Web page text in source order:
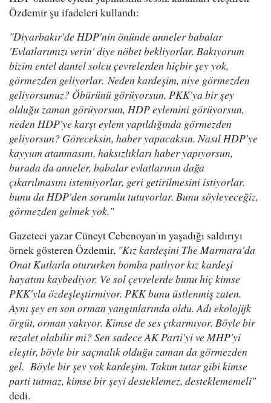
Özdemir şu ifadeleri kullandı:
"Diyarbakır'de HDP'nin önünde anneler babalar
'Evlatlarımızı verin' diye nöbet bekliyorlar. Bakıyorum
bizim entel dantel solcu çevrelerden hiçbir şey yok,
görmezden geliyorlar. Neden kardeşim, niye görmezden
geliyorsunuz? Öbürünü görüyorsun, PKK'ya bir şey
olduğu zaman görüyorsun, HDP eylemini görüyorsun,
neden HDP'ye karşı eylem yapıldığında görmezden
geliyorsun? Göreceksin, haber yapacaksın. Nasıl HDP'ye
kayyum atanmasını, haksızlıkları haber yapıyorsun,
burada da anneler, babalar evlatlarının dağa
çıkarılmasını istemiyorlar, geri getirilmesini istiyorlar.
bunu da HDP'den sorumlu tutuyorlar. Bunu söyleyeceğiz,
görmezden gelmek yok."
Gazeteci yazar Cüneyt Cebenoyan'ın yaşadığı saldırıyı
örnek gösteren Özdemir, "Kız kardeşini The Marmara'da
Onat Kutlarla otururken bomba patlıyor kız kardeşi
hayatını kaybediyor. Ve sol çevrelerde bunu hiç kimse
PKK'yla özdeşleştirmiyor. PKK bunu üstlenmiş zaten.
Aynı şey en son orman yangınlarında oldu. Adı ekolojijk
örgüt, orman yakıyor. Kimse de ses çıkarmıyor. Böyle bir
rezalet olabilir mi? Sen sadece AK Parti'yi ve MHP'yi
eleştir, böyle bir saçmalık olduğu zaman da görmezden
gel. Böyle bir şey yok kardeşim. Takım tutar gibi kimse
parti tutmaz, kimse bir şeyi desteklemez, desteklememeli"
dedi.